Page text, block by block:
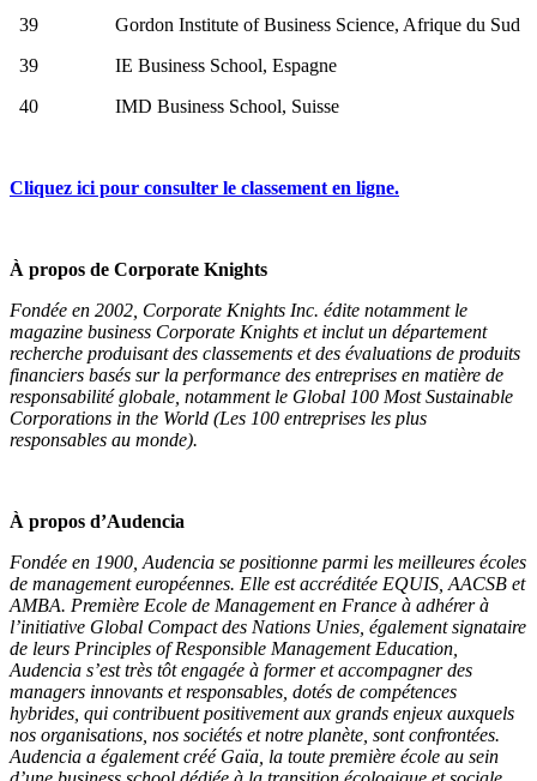
39 Gordon Institute of Business Science, Afrique du Sud
39 IE Business School, Espagne
40 IMD Business School, Suisse
Cliquez ici pour consulter le classement en ligne.
À propos de Corporate Knights
Fondée en 2002, Corporate Knights Inc. édite notamment le
magazine business Corporate Knights et inclut un département
recherche produisant des classements et des évaluations de produits
financiers basés sur la performance des entreprises en matière de
responsabilité globale, notamment le Global 100 Most Sustainable
Corporations in the World (Les 100 entreprises les plus
responsables au monde).
À propos d’Audencia
Fondée en 1900, Audencia se positionne parmi les meilleures écoles
de management européennes. Elle est accréditée EQUIS, AACSB et
AMBA. Première Ecole de Management en France à adhérer à
l’initiative Global Compact des Nations Unies, également signataire
de leurs Principles of Responsible Management Education,
Audencia s’est très tôt engagée à former et accompagner des
managers innovants et responsables, dotés de compétences
hybrides, qui contribuent positivement aux grands enjeux auxquels
nos organisations, nos sociétés et notre planète, sont confrontées.
Audencia a également créé Gaïa, la toute première école au sein